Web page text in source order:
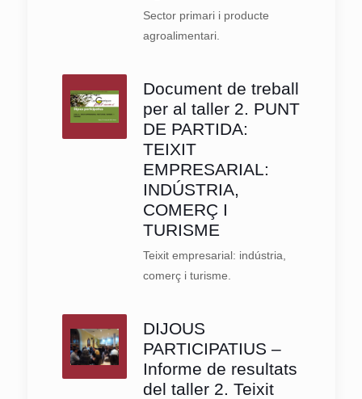
Sector primari i producte
agroalimentari.
Document de treball
per al taller 2. PUNT
DE PARTIDA:
TEIXIT
EMPRESARIAL:
INDÚSTRIA,
COMERÇ I
TURISME
Teixit empresarial: indústria,
comerç i turisme.
DIJOUS
PARTICIPATIUS –
Informe de resultats
del taller 2. Teixit